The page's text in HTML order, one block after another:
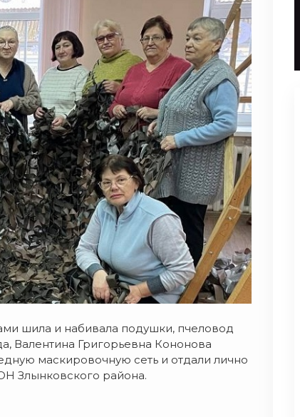
шила и набивала подушки, пчеловод
Валентина Григорьевна Кононова
маскировочную сеть и отдали лично
Злынковского района.